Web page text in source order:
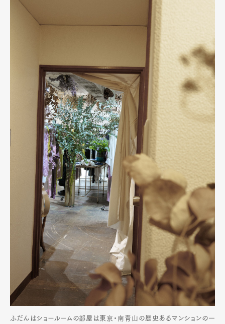
ふだんはショールームの部屋は東京・南青山の歴史あるマンションの一